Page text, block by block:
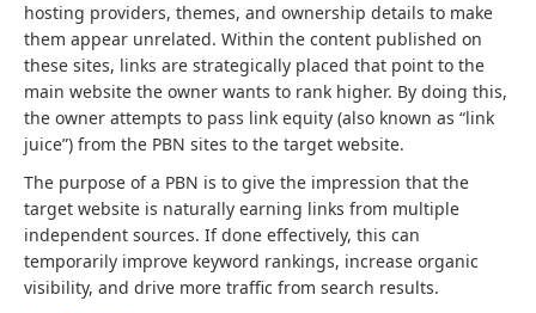
hosting providers, themes, and ownership details to make
them appear unrelated. Within the content published on
these sites, links are strategically placed that point to the
main website the owner wants to rank higher. By doing this,
the owner attempts to pass link equity (also known as “link
juice”) from the PBN sites to the target website.
The purpose of a PBN is to give the impression that the
target website is naturally earning links from multiple
independent sources. If done effectively, this can
temporarily improve keyword rankings, increase organic
visibility, and drive more traffic from search results.